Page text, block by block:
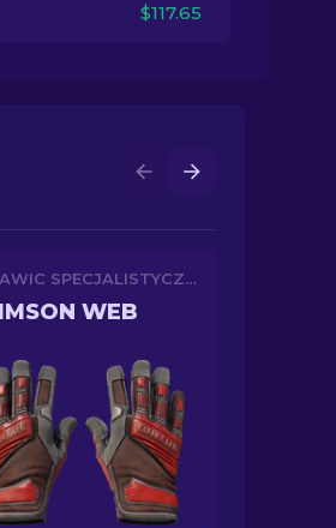
$117.65
RĘKAWIC SPECJALISTYCZNYCH
WEB